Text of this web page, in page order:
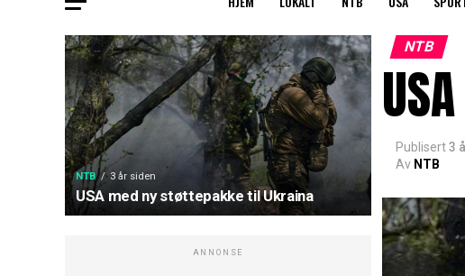
NTB 3 år siden
USA med ny støttepakke til Ukraina
ANNONSE
NTB
Publisert3
Av NTB